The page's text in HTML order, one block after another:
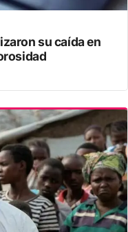
su caída en